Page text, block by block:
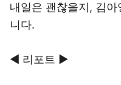
내일은 괜찮을지, 김
니다.
◀ 리포트 ▶